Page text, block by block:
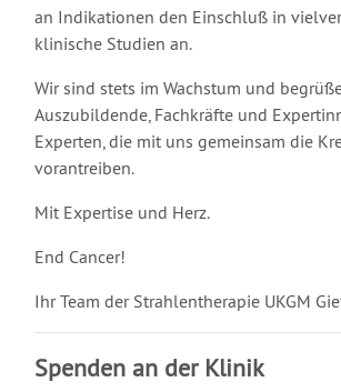
an Indikationen den Einschluß in
klinische Studien an.
Wir sind stets im Wachstum und
Auszubildende, Fachkräfte und
Experten, die mit uns gemeinsam die
vorantreiben.
Mit Expertise und Herz.
End Cancer!
Ihr Team der Strahlentherapie UKGM
Spenden an der Klinik